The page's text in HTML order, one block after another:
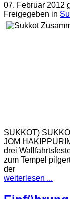
07. Februar 2012
Freigegeben in
SUKKOT)
JOM
drei
zum Tempel
der
weiterlesen ...